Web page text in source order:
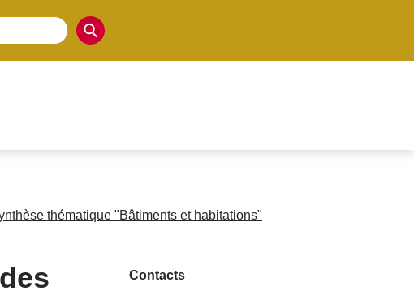
thématique "Bâtiments et habitations"
Contacts